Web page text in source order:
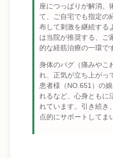
座につっぱりが解消。
て、ご自宅でも指定の
布して刺激を継続する
は当院が推奨する、ご
的な経筋治療の一環で
身体のバグ（痛みやこ
れ、正気が立ち上がっ
患者様（NO.651）の
れるなど、心身ともに
れています。引き続き
点的にサポートしてま